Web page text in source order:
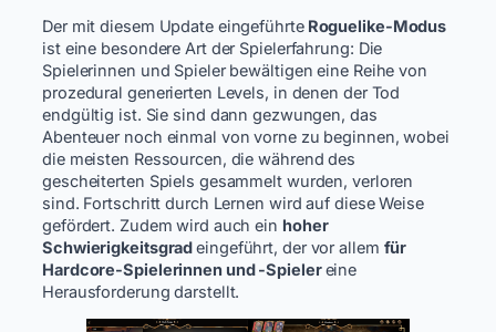
Der mit diesem Update eingeführteRoguelike-Modus
ist eine besondere Art der Spielerfahrung: Die
Spielerinnen und Spieler bewältigen eine Reihe von
prozedural generierten Levels, in denen der Tod
endgültig ist. Sie sind dann gezwungen, das
Abenteuer noch einmal von vorne zu beginnen, wobei
die meisten Ressourcen, die während des
gescheiterten Spiels gesammelt wurden, verloren
sind. Fortschritt durch Lernen wird auf diese Weise
gefördert. Zudem wird auch ein hoher
Schwierigkeitsgradeingeführt, der vor allem für
Hardcore-Spielerinnen und -Spielereine
Herausforderung darstellt.